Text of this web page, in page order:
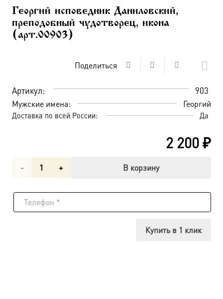
Георгий исповедник Даниловский,
преподобный чудотворец, икона
(арт.00903)
Поделиться
Артикул: 903
Мужские имена: Георгий
Доставка по всей России: Да
2 200₽
Количество
Георгий
В корзину
Купить в 1 клик